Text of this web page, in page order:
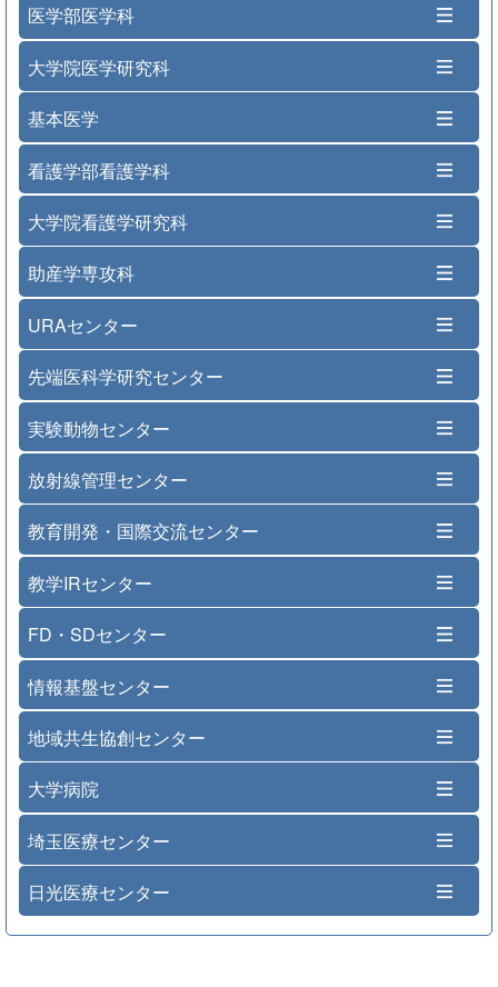
医学部医学科
大学院医学研究科
基本医学
看護学部看護学科
大学院看護学研究科
助産学専攻科
URAセンター
先端医科学研究センター
実験動物センター
放射線管理センター
教育開発・国際交流センター
教学IRセンター
FD・SDセンター
情報基盤センター
地域共生協創センター
大学病院
埼玉医療センター
日光医療センター